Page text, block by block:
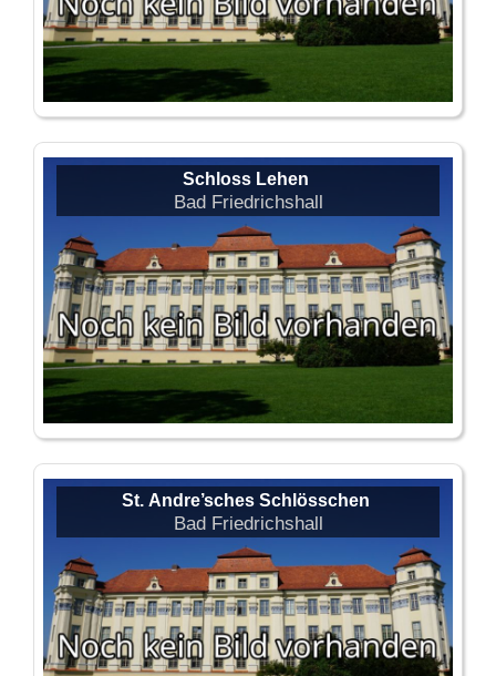
Schloss Lehen
Bad Friedrichshall
St. Andre’sches Schlösschen
Bad Friedrichshall